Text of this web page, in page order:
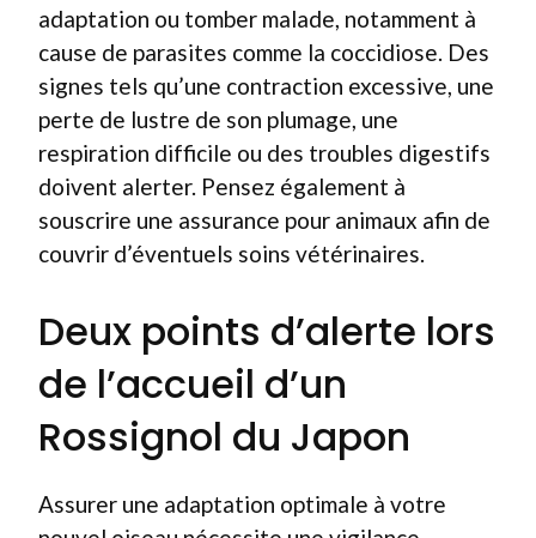
adaptation ou tomber malade, notamment à
cause de parasites comme la coccidiose. Des
signes tels qu’une contraction excessive, une
perte de lustre de son plumage, une
respiration difficile ou des troubles digestifs
doivent alerter. Pensez également à
souscrire une assurance pour animaux afin de
couvrir d’éventuels soins vétérinaires.
Deux points d’alerte lors
de l’accueil d’un
Rossignol du Japon
Assurer une adaptation optimale à votre